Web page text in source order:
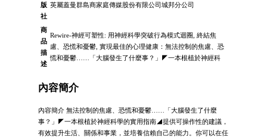
版
社
英屬蓋曼群島商家庭傳媒股份有限公司城邦分公司
商
品
描
述
Rewire-神經可塑性: 用神經科學突破行為模式迴圈, 終結焦
慮、恐慌和憂鬱, 實現最佳的心理健康：無法控制的焦慮、恐
慌和憂鬱……「大腦發生了什麼事？」◤一本根植於神經科
內容簡介
內容簡介 無法控制的焦慮、恐慌和憂鬱……「大腦發生了什麼
事？」◤一本根植於神經科學的實用指南◢提供可操作性的建議，
有效提升生活、關係和事業，並培養信賴自己的能力。你可以在任